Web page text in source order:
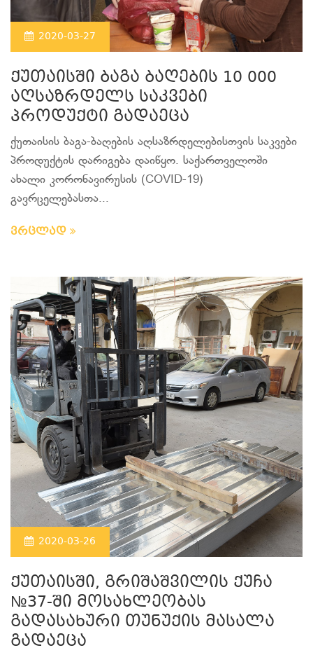
2020-03-27
ქუთაისში ბაგა ბაღების 10 000
აღსაზრდელს საკვები
პროდუქტი გადაეცა
ქუთაისის ბაგა-ბაღების აღსაზრდელებისთვის საკვები
პროდუქტის დარიგება დაიწყო. საქართველოში
ახალი კორონავირუსის (COVID-19)
გავრცელებასთა...
ვრცლად
2020-03-26
ქუთაისში, გრიშაშვილის ქუჩა
№37-ში მოსახლეობას
გადასახური თუნუქის მასალა
გადაეცა